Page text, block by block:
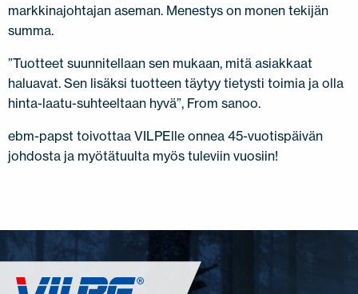
markkinajohtajan aseman. Menestys on monen tekijän
summa.
”Tuotteet suunnitellaan sen mukaan, mitä asiakkaat
haluavat. Sen lisäksi tuotteen täytyy tietysti toimia ja olla
hinta-laatu-suhteeltaan hyvä”, From sanoo.
ebm-papst toivottaa VILPElle onnea 45-vuotispäivän
johdosta ja myötätuulta myös tuleviin vuosiin!